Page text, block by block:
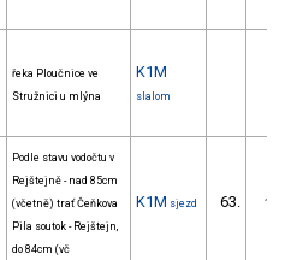
řeka Ploučnice ve
Stružnici u mlýna
K1M
slalom
Podle stavu vodočtu v
Rejštejně - nad 85cm
(včetně) trať Čeňkova
Pila soutok - Rejštejn,
do 84cm (vč
K1M sjezd 63. 1/ZM